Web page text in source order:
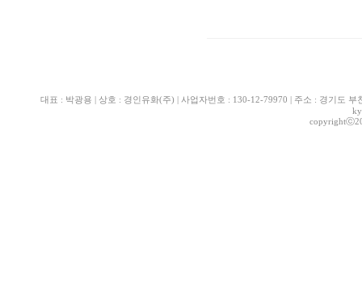
대표 : 박광용 | 상호 : 경인유화(주) | 사업자번호 : 130-12-79970 | 주소 : 경기도